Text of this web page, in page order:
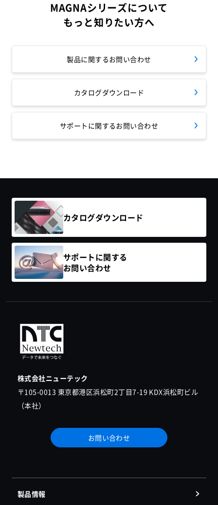
MAGNAシリーズについて
もっと知りたい方へ
製品に関するお問い合わせ
カタログダウンロード
サポートに関するお問い合わせ
カタログダウンロード
サポートに関する
お問い合わせ
株式会社ニューテック
〒105-0013 東京都港区浜松町2丁目7-19 KDX浜松町ビル
（本社）
お問い合わせ
製品情報